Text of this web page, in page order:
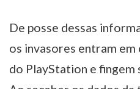
De posse dessas
os invasores entram
do PlayStation e fingem